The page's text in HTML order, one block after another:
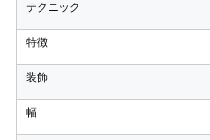
テクニック
特徴
装飾
幅